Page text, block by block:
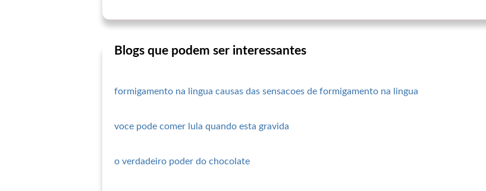
Blogs que podem ser interessantes
formigamento na lingua causas das sensacoes de formigamento na lingua
voce pode comer lula quando esta gravida
o verdadeiro poder do chocolate